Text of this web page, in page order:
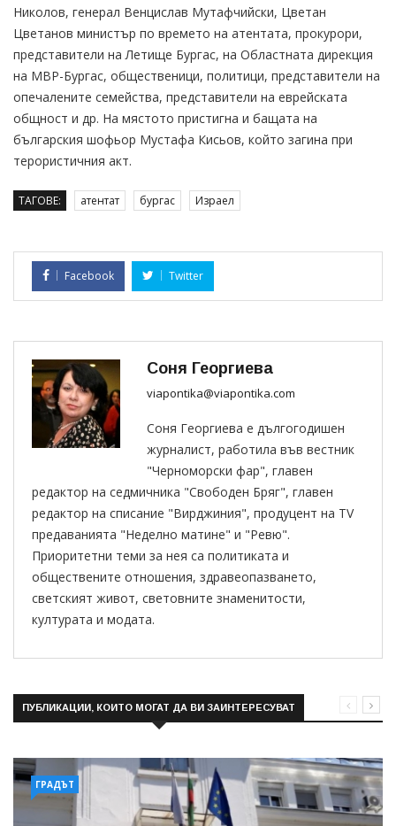
Николов, генерал Венцислав Мутафчийски, Цветан
Цветанов министър по времето на атентата, прокурори,
представители на Летище Бургас, на Областната дирекция
на МВР-Бургас, общественици, политици, представители на
опечалените семейства, представители на еврейската
общност и др. На мястото пристигна и бащата на
българския шофьор Мустафа Кисьов, който загина при
терористичния акт.
ТАГОВЕ: атентат бургас Израел
Facebook Twitter
Соня Георгиева
viapontika@viapontika.com
Соня Георгиева е дългогодишен
журналист, работила във вестник
"Черноморски фар", главен
редактор на седмичника "Свободен Бряг", главен
редактор на списание "Вирджиния", продуцент на TV
предаванията "Неделно матине" и "Ревю".
Приоритетни теми за нея са политиката и
обществените отношения, здравеопазването,
светският живот, световните знаменитости,
културата и модата.
ПУБЛИКАЦИИ, КОИТО МОГАТ ДА ВИ ЗАИНТЕРЕСУВАТ
ГРАДЪТ